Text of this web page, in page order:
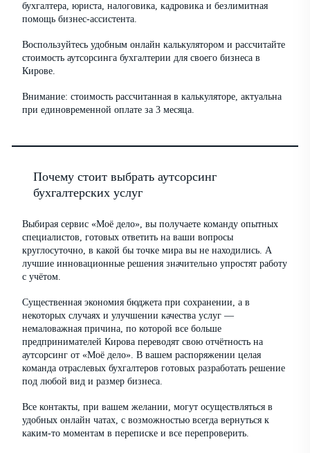
бухгалтера, юриста, налоговика, кадровика и безлимитная
помощь бизнес-ассистента.
Воспользуйтесь удобным онлайн калькулятором и рассчитайте
стоимость аутсорсинга бухгалтерии для своего бизнеса в
Кирове.
Внимание: стоимость рассчитанная в калькуляторе, актуальна
при единовременной оплате за 3 месяца.
Почему стоит выбрать аутсорсинг
бухгалтерских услуг
Выбирая сервис «Моё дело», вы получаете команду опытных
специалистов, готовых ответить на ваши вопросы
круглосуточно, в какой бы точке мира вы не находились. А
лучшие инновационные решения значительно упростят работу
с учётом.
Существенная экономия бюджета при сохранении, а в
некоторых случаях и улучшении качества услуг —
немаловажная причина, по которой все больше
предпринимателей Кирова переводят свою отчётность на
аутсорсинг от «Моё дело». В вашем распоряжении целая
команда отраслевых бухгалтеров готовых разработать решение
под любой вид и размер бизнеса.
Все контакты, при вашем желании, могут осуществляться в
удобных онлайн чатах, с возможностью всегда вернуться к
каким-то моментам в переписке и все перепроверить.